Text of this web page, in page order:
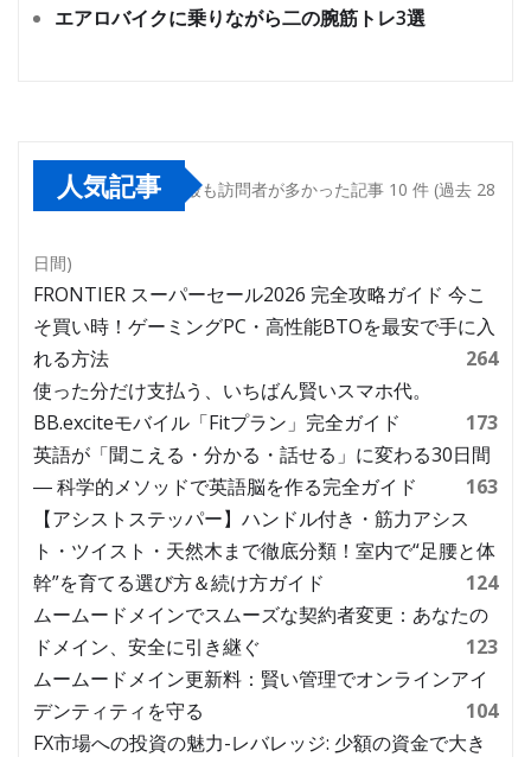
エアロバイクに乗りながら二の腕筋トレ3選
人気記事 最も訪問者が多かった記事 10 件 (過去 28
日間)
FRONTIER スーパーセール2026 完全攻略ガイド 今こ
そ買い時！ゲーミングPC・高性能BTOを最安で手に入
れる方法
264
使った分だけ支払う、いちばん賢いスマホ代。
BB.exciteモバイル「Fitプラン」完全ガイド
173
英語が「聞こえる・分かる・話せる」に変わる30日間
― 科学的メソッドで英語脳を作る完全ガイド
163
【アシストステッパー】ハンドル付き・筋力アシス
ト・ツイスト・天然木まで徹底分類！室内で“足腰と体
幹”を育てる選び方＆続け方ガイド
124
ムームードメインでスムーズな契約者変更：あなたの
ドメイン、安全に引き継ぐ
123
ムームードメイン更新料：賢い管理でオンラインアイ
デンティティを守る
104
FX市場への投資の魅力-レバレッジ: 少額の資金で大き